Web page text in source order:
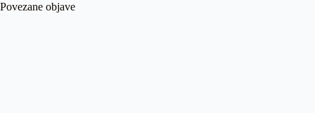
Povezane objave